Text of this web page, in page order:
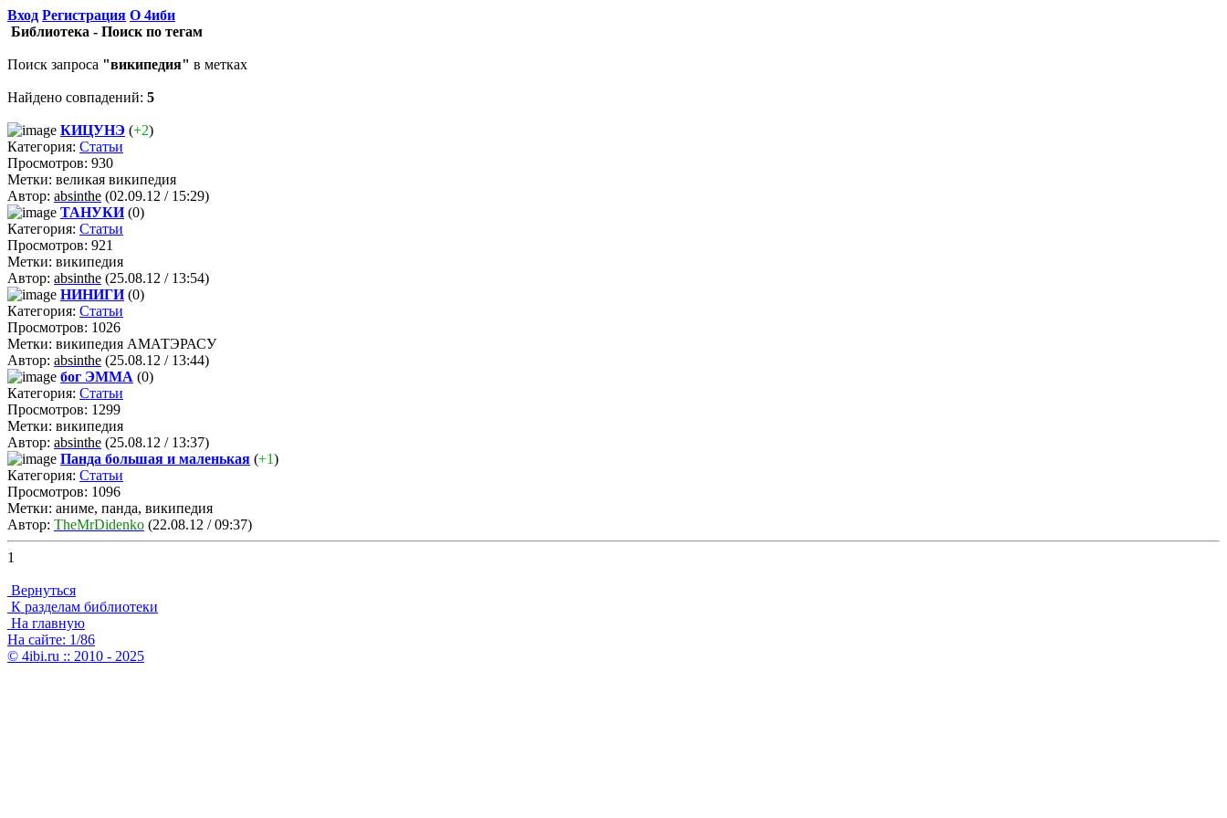
Вход Регистрация О 4иби
Библиотека - Поиск по тегам
Поиск запроса "википедия" в метках
Найдено совпадений: 5
КИЦУНЭ (+2)
Категория: Статьи
Просмотров: 930
Метки: великая википедия
Автор: absinthe (02.09.12 / 15:29)
ТАНУКИ(0)
Категория: Статьи
Просмотров: 921
Метки: википедия
Автор: absinthe (25.08.12 / 13:54)
НИНИГИ(0)
Категория: Статьи
Просмотров: 1026
Метки: википедия АМАТЭРАСУ
Автор: absinthe (25.08.12 / 13:44)
бог ЭММА (0)
Категория: Статьи
Просмотров: 1299
Метки: википедия
Автор: absinthe (25.08.12 / 13:37)
Панда большая и маленькая (+1)
Категория: Статьи
Просмотров: 1096
Метки: аниме, панда, википедия
Автор: TheMrDidenko (22.08.12 / 09:37)
1
Вернуться
К разделам библиотеки
На главную
На сайте: 1/86
© 4ibi.ru :: 2010 - 2025